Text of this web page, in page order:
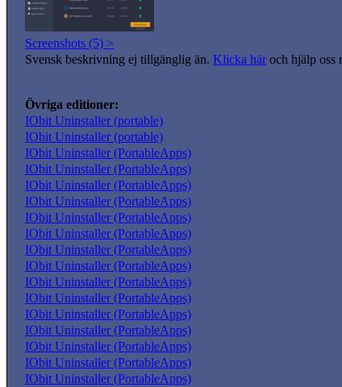
Screenshots (5) >
Svensk beskrivning ej tillgänglig än. Klicka här och hjälp oss
Övriga editioner:
IObit Uninstaller (portable)
IObit Uninstaller (portable)
IObit Uninstaller (PortableApps)
IObit Uninstaller (PortableApps)
IObit Uninstaller (PortableApps)
IObit Uninstaller (PortableApps)
IObit Uninstaller (PortableApps)
IObit Uninstaller (PortableApps)
IObit Uninstaller (PortableApps)
IObit Uninstaller (PortableApps)
IObit Uninstaller (PortableApps)
IObit Uninstaller (PortableApps)
IObit Uninstaller (PortableApps)
IObit Uninstaller (PortableApps)
IObit Uninstaller (PortableApps)
IObit Uninstaller (PortableApps)
IObit Uninstaller (PortableApps)